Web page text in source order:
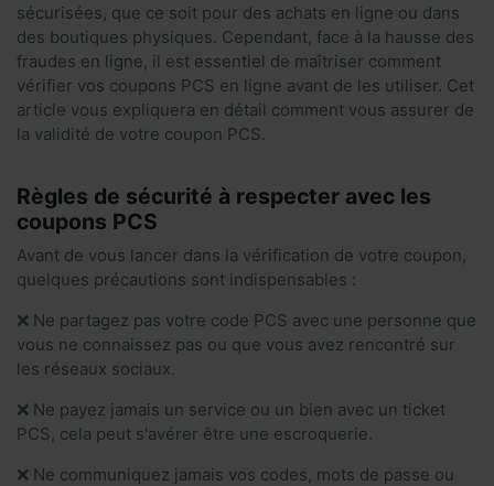
sécurisées, que ce soit pour des achats en ligne ou dans
des boutiques physiques. Cependant, face à la hausse des
fraudes en ligne, il est essentiel de maîtriser comment
vérifier vos coupons PCS en ligne avant de les utiliser. Cet
article vous expliquera en détail comment vous assurer de
la validité de votre coupon PCS.
Règles de sécurité à respecter avec les
coupons PCS
Avant de vous lancer dans la vérification de votre coupon,
quelques précautions sont indispensables :
❌ Ne partagez pas votre code PCS avec une personne que
vous ne connaissez pas ou que vous avez rencontré sur
les réseaux sociaux.
❌ Ne payez jamais un service ou un bien avec un ticket
PCS, cela peut s'avérer être une escroquerie.
❌ Ne communiquez jamais vos codes, mots de passe ou